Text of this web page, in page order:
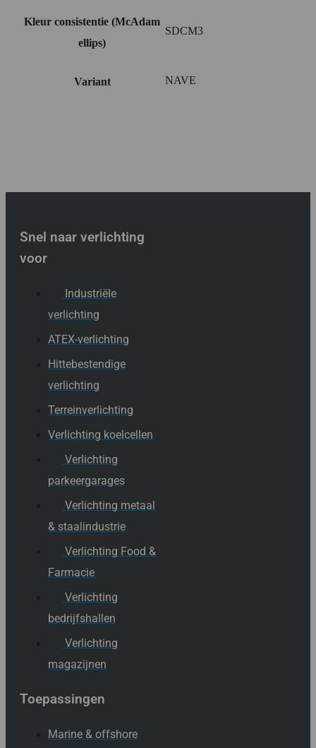
Kleur consistentie (McAdam
ellips)
SDCM3
Variant NAVE
Snel naar verlichting
voor
Industriële
verlichting
ATEX-verlichting
Hittebestendige
verlichting
Terreinverlichting
Verlichting koelcellen
Verlichting
parkeergarages
Verlichting metaal
& staalindustrie
Verlichting Food &
Farmacie
Verlichting
bedrijfshallen
Verlichting
magazijnen
Toepassingen
Marine & offshore